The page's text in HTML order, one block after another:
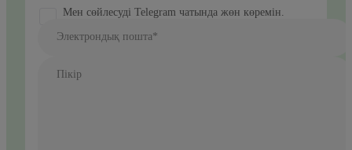
+1Мен сөйлесуді Telegram чатында жөн көремін.
Электрондық пошта*
Пікір